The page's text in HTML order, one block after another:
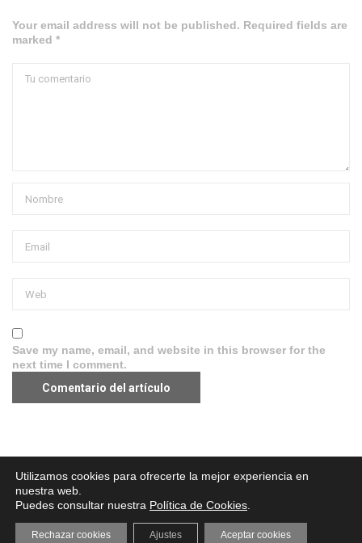
Your email address will not be published. Required fields are
marked *
Save my name, email, and website in this browser for the
next time I comment.
Aviso legal·Política de Privacidad·Política de Cookies
Utilizamos cookies para ofrecerte la mejor experiencia en
nuestra web.
Puedes consultar nuestra Política de Cookies
Aceptar cookies
Rechazar cookies Ajustes